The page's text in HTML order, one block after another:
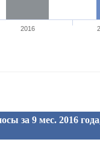
2016
за 9 мес. 2016